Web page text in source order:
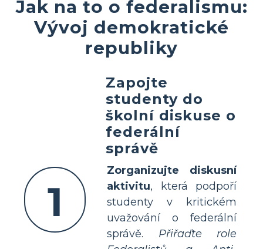
Jak na to o federalismu:
Vývoj demokratické
republiky
1
Zapojte
studenty do
školní diskuse o
federální
správě
Zorganizujte diskusní
aktivitu, která podpoří
studenty v kritickém
uvažování o federální
správě. Přiřaďte role